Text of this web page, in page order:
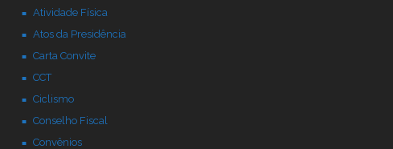
Atividade Física
Atos da Presidência
Carta Convite
CCT
Ciclismo
Conselho Fiscal
Convênios